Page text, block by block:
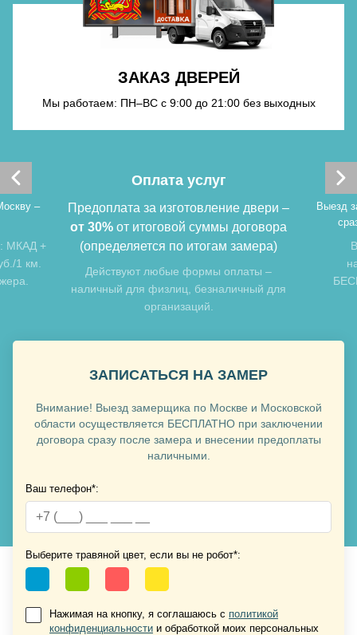
Хочу такую
Хочу такую
Хочу такую
Хочу такую
ЗАКАЗ ДВЕРЕЙ
Мы работаем: ПН–ВС с 9:00 до 21:00 без выходных
–
МКАД +
1 км.
Оплата услуг
Предоплата за изготовление двери –
от 30% от итоговой суммы договора
(определяется по итогам замера)
Действуют любые формы оплаты –
наличный для физлиц, безналичный для
организаций.
Выезд
ЗАПИСАТЬСЯ НА ЗАМЕР
Внимание! Выезд замерщика по Москве и Московской
области осуществляется БЕСПЛАТНО при заключении
договора сразу после замера и внесении предоплаты
наличными.
Ваш телефон*:
Выберите травяной цвет, если вы не робот*:
Нажимая на кнопку, я соглашаюсь с политикой
конфиденциальности и обработкой моих персональных